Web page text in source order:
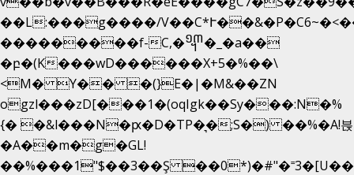
��L:���g����/V��C*Ւ��&�P�C6~�
���������f-C,�᧭�_�a��
�բ�(K���wD������X+5�%��\
<M� Y�� �(}E�|�M&��ZN
ogzl���zD[���1�(oqIgk��Sy���:N�%
{� �&l���N�ԗ�D�TP�͉�;S�) ��%�A!븑
�A��m�g�GL!
��%���1"$��3��Ş